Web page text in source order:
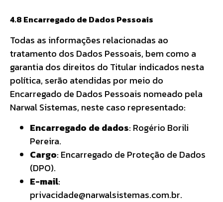
4.8 Encarregado de Dados Pessoais
Todas as informações relacionadas ao
tratamento dos Dados Pessoais, bem como a
garantia dos direitos do Titular indicados nesta
política, serão atendidas por meio do
Encarregado de Dados Pessoais nomeado pela
Narwal Sistemas, neste caso representado:
Encarregado de dados: Rogério Borili
Pereira.
Cargo: Encarregado de Proteção de Dados
(DPO).
E-mail:
privacidade@narwalsistemas.com.br.